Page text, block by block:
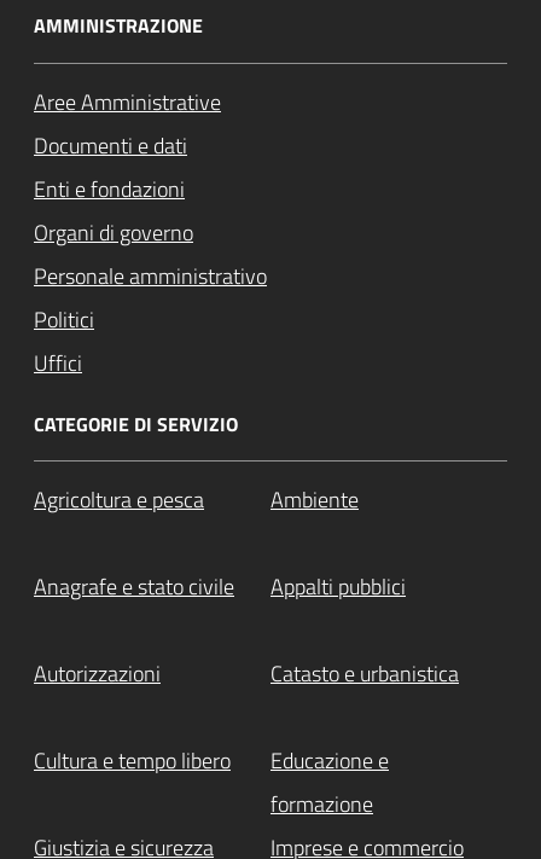
AMMINISTRAZIONE
Aree Amministrative
Documenti e dati
Enti e fondazioni
Organi di governo
Personale amministrativo
Politici
Uffici
CATEGORIE DI SERVIZIO
Agricoltura e pesca Ambiente
Anagrafe e stato civile Appalti pubblici
Autorizzazioni Catasto e urbanistica
Cultura e tempo libero
Educazione e
formazione
Giustizia e sicurezza
Imprese e commercio